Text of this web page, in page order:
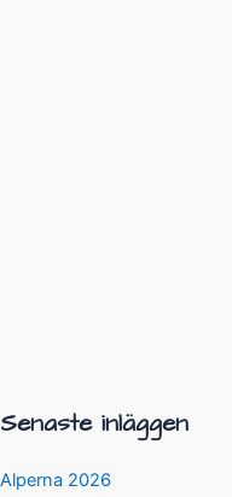
Senaste inläggen
Alperna 2026